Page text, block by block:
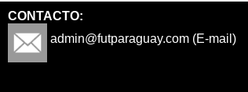
CONTACTO:
admin@futparaguay.com (E-mail)